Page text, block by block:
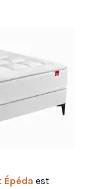
Épéda est